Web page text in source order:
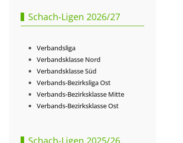
Schach-Ligen 2026/27
Verbandsliga
Verbandsklasse Nord
Verbandsklasse Süd
Verbands-Bezirksliga Ost
Verbands-Bezirksklasse Mitte
Verbands-Bezirksklasse Ost
Schach-Ligen 2025/26